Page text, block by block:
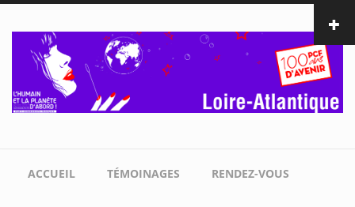
Aller au contenu principal
ACCUEIL TÉMOINAGES RENDEZ-VOUS